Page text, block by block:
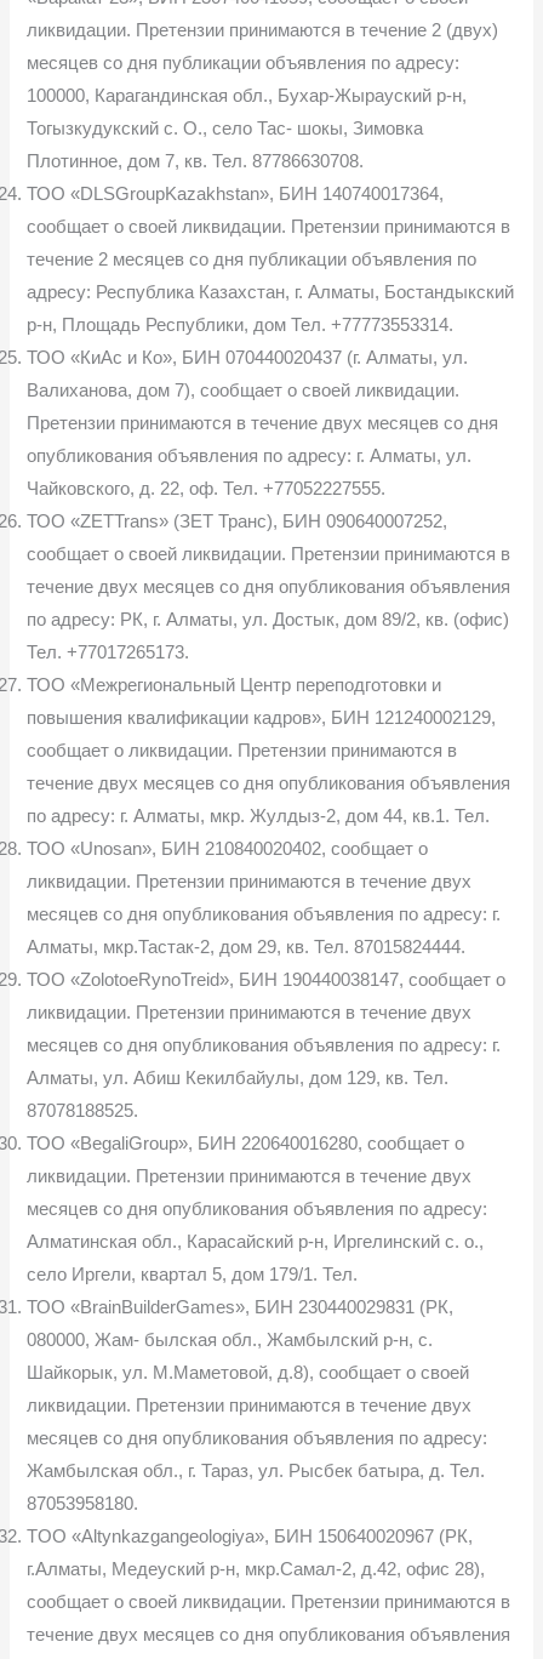
ликвидации. Претензии принимаются в течение 2 (двух)
месяцев со дня публикации объявления по адресу:
100000, Карагандинская обл., Бухар-Жырауский р-н,
Тогызкудукский с. О., село Тас- шокы, Зимовка
Плотинное, дом 7, кв. Тел. 87786630708.
ТОО «DLSGroupKazakhstan», БИН 140740017364,
сообщает о своей ликвидации. Претензии принимаются в
течение 2 месяцев со дня публика­ции объявления по
адресу: Республика Казахстан, г. Алматы, Бостандыкский
р-н, Площадь Республики, дом Тел. +77773553314.
ТОО «КиАс и Ко», БИН 070440020437 (г. Алматы, ул.
Валихано­ва, дом 7), сообщает о своей ликвидации.
Претензии принимаются в тече­ние двух месяцев со дня
опубликования объявления по адресу: г. Алматы, ул.
Чайковского, д. 22, оф. Тел. +77052227555.
ТОО «ZETTrans» (ЗЕТ Транс), БИН 090640007252,
сообщает о сво­ей ликвидации. Претензии принимаются в
течение двух месяцев со дня опубликования объявления
по адресу: РК, г. Алматы, ул. Достык, дом 89/2, кв. (офис)
Тел. +77017265173.
ТОО «Межрегиональный Центр переподготовки и
повышения ква­лификации кадров», БИН 121240002129,
сообщает о ликвидации. Претен­зии принимаются в
течение двух месяцев со дня опубликования объявления
по адресу: г. Алматы, мкр. Жулдыз-2, дом 44, кв.1. Тел.
ТОО «Unosan», БИН 210840020402, сообщает о
ликвидации. Претен­зии принимаются в течение двух
месяцев со дня опубликования объявления по адресу: г.
Алматы, мкр.Тастак-2, дом 29, кв. Тел. 87015824444.
ТОО «ZolotoeRynoTreid», БИН 190440038147, сообщает о
ликвида­ции. Претензии принимаются в течение двух
месяцев со дня опубликования объявления по адресу: г.
Алматы, ул. Абиш Кекилбайулы, дом 129, кв. Тел.
87078188525.
ТОО «BegaliGroup», БИН 220640016280, сообщает о
ликвидации. Претензии принимаются в течение двух
месяцев со дня опубликования объ­явления по адресу:
Алматинская обл., Карасайский р-н, Иргелинский с. о.,
село Иргели, квартал 5, дом 179/1. Тел.
ТОО «BrainBuilderGames», БИН 230440029831 (РК,
080000, Жам- былская обл., Жамбылский р-н, с.
Шайкорык, ул. М.Маметовой, д.8), сооб­щает о своей
ликвидации. Претензии принимаются в течение двух
месяцев со дня опубликования объявления по адресу:
Жамбылская обл., г. Тараз, ул. Рысбек батыра, д. Тел.
87053958180.
TOO «Altynkazgangeologiya», БИН 150640020967 (РК,
г.Алматы, Медеуский р-н, мкр.Самал-2, д.42, офис 28),
сообщает о своей ликвидации. Претензии принимаются в
течение двух месяцев со дня опубликования объ­явления